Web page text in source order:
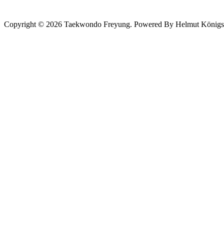
Copyright © 2026 Taekwondo Freyung. Powered By Helmut